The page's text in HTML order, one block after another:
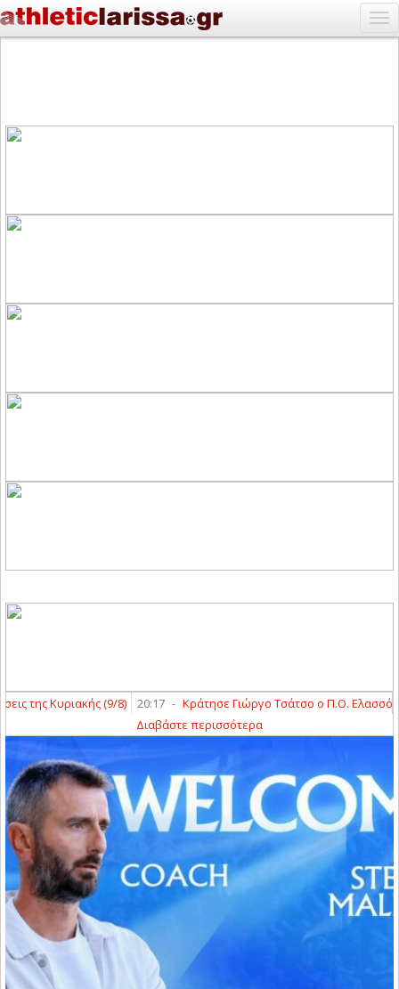
της Κυριακής (9/8) 20:17 - Κράτησε Γιώργο Τσάτσο ο Π.Ο. Ελασσόνας
Διαβάστε περισσότερα